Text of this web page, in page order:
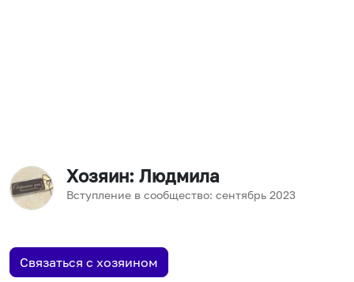
Хозяин: Людмила
Вступление в сообщество: сентябрь 2023
Связаться с хозяином